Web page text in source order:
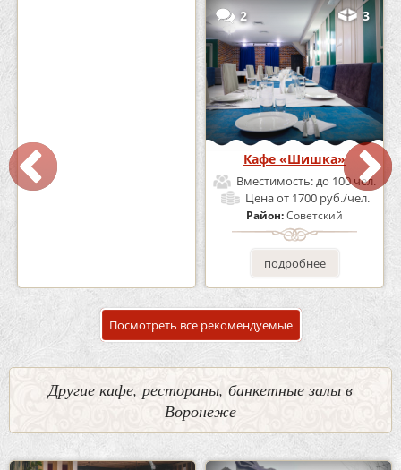
Кафе-Бар Бермуды
Вместимость:
2 3
Кафе «Шишка»
Вместимость:до 100 чел.
Ценаот 1700 руб./чел.
Район:Советский
подробнее
Посмотреть все рекомендуемые
Другие кафе, рестораны, банкетные залы в
Воронеже